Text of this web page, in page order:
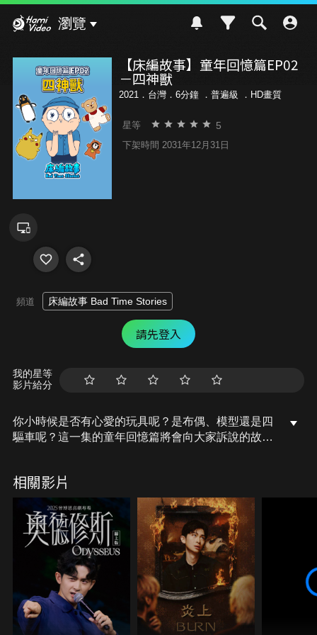
瀏覽
【床編故事】童年回憶篇EP02
－四神獸
2021．台灣．6分鐘 ． 普遍級 ．HD畫質
星等 5
下架時間 2031年12月31日
頻道 床編故事 Bad Time Stories
請先登入
我的星等
影片給分
你小時候是否有心愛的玩具呢？是布偶、模型還是四
驅車呢？這一集的童年回憶篇將會向大家訴說的故事
啟發往後創作的之旅，他們有什麼特別的故事呢？來
聽聽床編怎麼說！
相關影片